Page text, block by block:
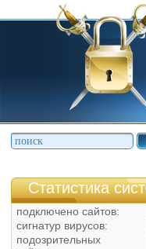
Статистика
подключено сайтов:
сигнатур вирусов:
подозрительных